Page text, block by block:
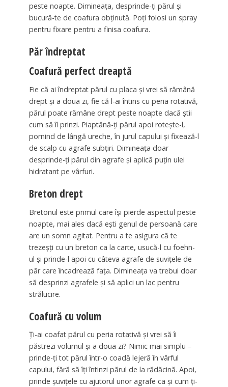
peste noapte. Dimineața, desprinde-ți părul și
bucură-te de coafura obținută. Poți folosi un spray
pentru fixare pentru a finisa coafura.
Păr îndreptat
Coafură perfect dreaptă
Fie că ai îndreptat părul cu placa și vrei să rămână
drept și a doua zi, fie că l-ai întins cu peria rotativă,
părul poate rămâne drept peste noapte dacă știi
cum să îl prinzi. Piaptănă-ți părul apoi rotește-l,
pornind de lângă ureche, în jurul capului și fixează-l
de scalp cu agrafe subțiri. Dimineața doar
desprinde-ți părul din agrafe și aplică puțin ulei
hidratant pe vârfuri.
Breton drept
Bretonul este primul care își pierde aspectul peste
noapte, mai ales dacă ești genul de persoană care
are un somn agitat. Pentru a te asigura că te
trezeșți cu un breton ca la carte, usucă-l cu foehn-
ul și prinde-l apoi cu câteva agrafe de suvițele de
păr care încadrează fața. Dimineața va trebui doar
să desprinzi agrafele și să aplici un lac pentru
strălucire.
Coafură cu volum
Ți-ai coafat părul cu peria rotativă și vrei să îi
păstrezi volumul și a doua zi? Nimic mai simplu –
prinde-ți tot părul într-o coadă lejeră în vârful
capului, fără să îți întinzi părul de la rădăcină. Apoi,
prinde șuvițele cu ajutorul unor agrafe ca și cum ți-